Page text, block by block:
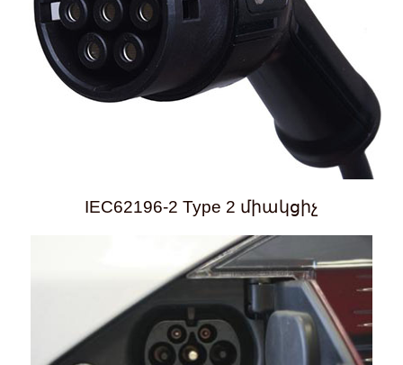
IEC62196-2 Type 2 միակցիչ